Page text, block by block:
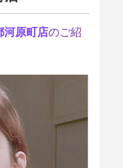
河原町店のご紹